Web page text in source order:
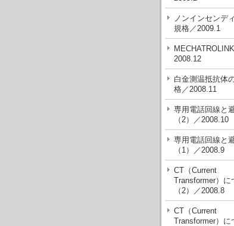
ノンインセンデ
規格／2009.1
2008.12
白金測温抵抗体
格／2008.11
専用電話回線と
（2）／2008.10
専用電話回線と
（1）／2008.9
CT（Current
Transformer）に
（2）／2008.8
CT（Current
Transformer）に